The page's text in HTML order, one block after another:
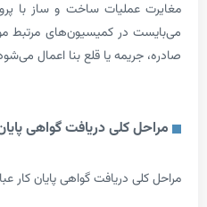
ساخت و ساز با پروانه صادره
در کمیسیون‌های مرتبط مورد بررسی
یا قلع بنا اعمال می‌شود.
کلی دریافت گواهی پایان کار
دریافت گواهی پایان کار عبارت است از: